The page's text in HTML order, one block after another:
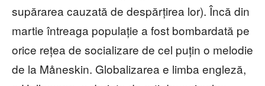
supărarea cauzată de despărțirea lor). Încă din
martie întreaga populație a fost bombardată pe
orice rețea de socializare de cel puțin o melodie
de la Måneskin. Globalizarea e limba engleză,